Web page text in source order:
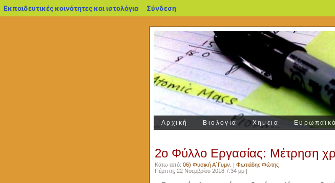
Εκπαιδευτικές κοινότητες και ιστολόγια blogs.sch.gr
Σύνδεση
Αρχική Βιολογία Χημεια
2ο Φύλλο Εργασίας: Μέτρηση
Κάτω από: 06) Φυσική Α΄Γυμν. | Φωτιάδης Φώτης
Πέμπτη, 22 Νοεμβρίου 2018 7:34 μμ |